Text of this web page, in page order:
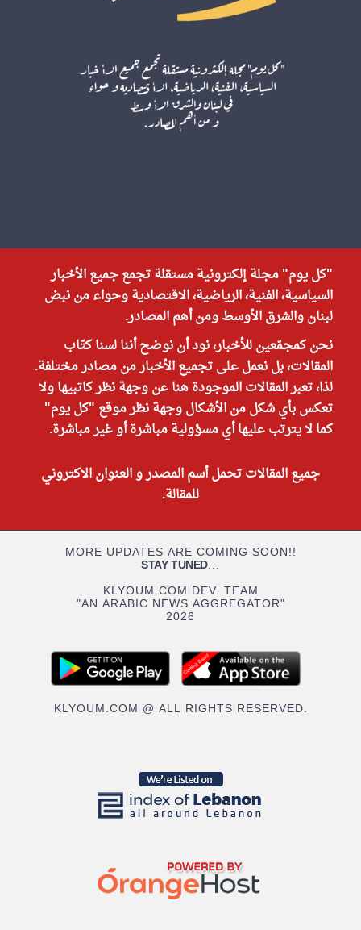
"كل يوم" مجلة إلكترونية مستقلة تجمع جميع الأخبار
السياسية، الفنية، الرياضية، الاقتصادية وحواء من نبض
لبنان والشرق الأوسط ومن أهم المصادر.
نحن كمجمّعين للأخبار، نود أن نوضح أننا لسنا كتّاب
المقالات، بل نعمل على تجميع الأخبار من مصادر مختلفة.
لذا، تعبر المقالات الموجودة هنا عن وجهة نظر كاتبيها ولا
تعكس بأي شكل من الأشكال وجهة نظر موقع "كل يوم"
كما لا يترتب عليها أي مسؤولية مباشرة أو غير مباشرة.
جميع المقالات تحمل أسم المصدر و العنوان الاكتروني
للمقالة.
MORE UPDATES ARE COMING SOON!!
STAY TUNED...
KLYOUM.COM DEV. TEAM
"AN ARABIC NEWS AGGREGATOR"
2026
KLYOUM.COM @ ALL RIGHTS RESERVED.